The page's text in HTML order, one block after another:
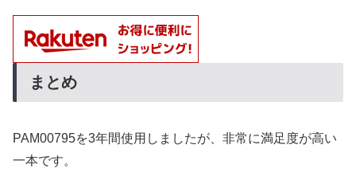
まとめ
PAM00795を3年間使用しましたが、非常に満足度が高い
一本です。